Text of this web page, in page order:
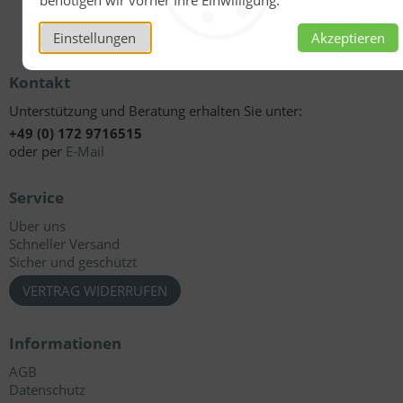
Einstellungen Akzeptieren
Kontakt
Unterstützung und Beratung erhalten Sie unter:
+49 (0) 172 9716515
oder per E-Mail
Service
Über uns
Schneller Versand
Sicher und geschützt
VERTRAG WIDERRUFEN
Informationen
AGB
Datenschutz